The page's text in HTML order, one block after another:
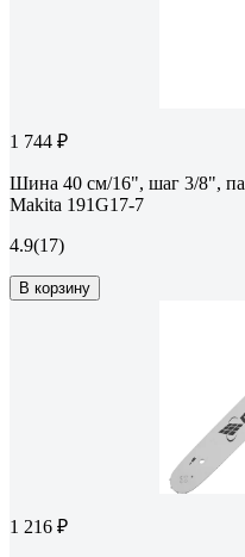
1 744 ₽
Шина 40 см/16", шаг 3/8",
Makita 191G17-7
4.9(17)
В корзину
1 216 ₽